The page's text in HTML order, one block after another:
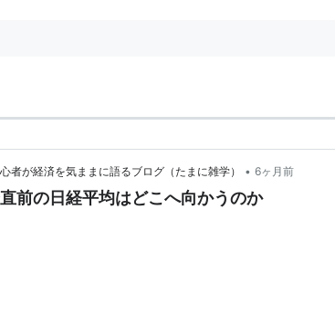
者が経済を気ままに語るブログ（たまに雑学） • 6ヶ月前
前の日経平均はどこへ向かうのか